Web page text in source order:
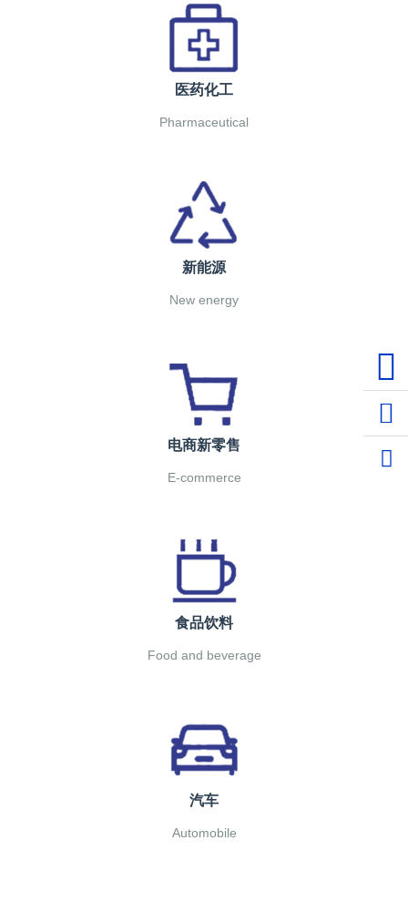
医药化工
Pharmaceutical
新能源
New energy
电商新零售
E-commerce
食品饮料
Food and beverage
汽车
Automobile